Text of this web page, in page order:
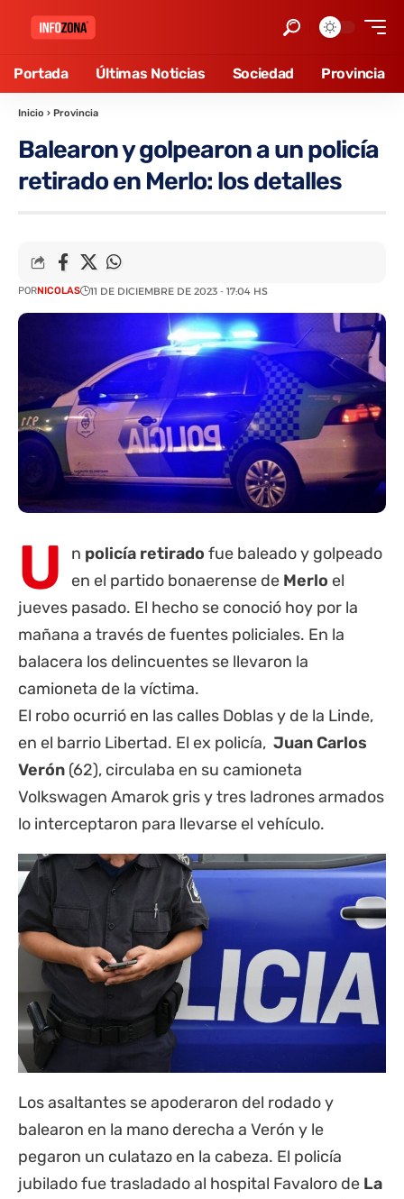
Portada Últimas Noticias Sociedad Provincia
Inicio › Provincia
Balearon y golpearon a un policía
retirado en Merlo: los detalles
PORNICOLAS 11 DE DICIEMBRE DE 2023 - 17:04 HS
U n policía retirado fue baleado y golpeado
en el partido bonaerense de Merlo el
jueves pasado. El hecho se conoció hoy por la
mañana a través de fuentes policiales. En la
balacera los delincuentes se llevaron la
camioneta de la víctima.
El robo ocurrió en las calles Doblas y de la Linde,
en el barrio Libertad. El ex policía, Juan Carlos
Verón (62), circulaba en su camioneta
Volkswagen Amarok gris y tres ladrones armados
lo interceptaron para llevarse el vehículo.
Los asaltantes se apoderaron del rodado y
balearon en la mano derecha a Verón y le
pegaron un culatazo en la cabeza. El policía
jubilado fue trasladado al hospital Favaloro de La